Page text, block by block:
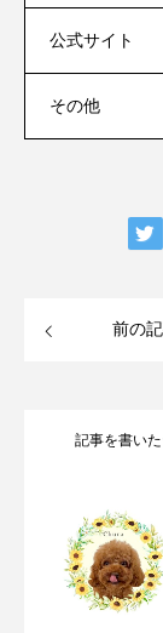
公式サイト
その他
前の
記事を書い
2026.08.08
2026.07.31